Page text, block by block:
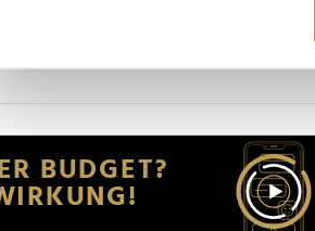
Erfahren Sie mehr darüber, wie Ihre
Wir verwenden Cookies, um Inhalte und
Website an unsere Partner für soziale
möglicherweise mit weiteren Daten
der Dienste gesammelt haben.